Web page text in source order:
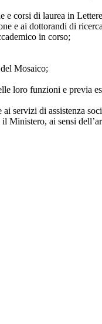
corsi di laurea in
e ai dottorandi di
in corso;
Mosaico;
loro funzioni e previa
servizi di assistenza
ai sensi